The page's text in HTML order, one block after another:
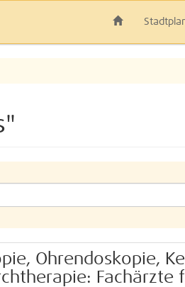
Ohrendoskopie,
Fachärzte